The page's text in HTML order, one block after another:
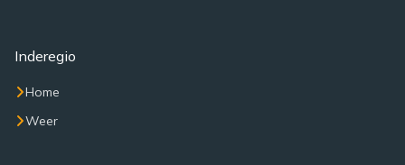
Inderegio
Home
Weer